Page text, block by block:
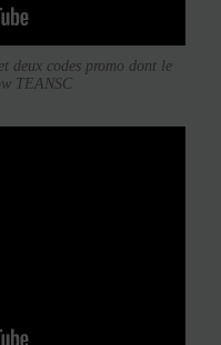
deux codes promo dont le
TEANSC